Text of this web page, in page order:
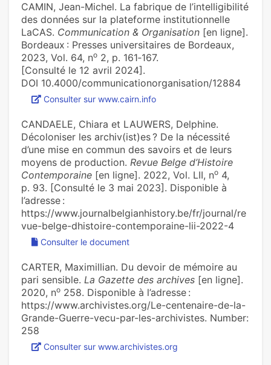
CAMIN, Jean-Michel. La fabrique de l’intelligibilité
des données sur la plateforme institutionnelle
LaCAS. Communication & Organisation [en ligne].
Bordeaux : Presses universitaires de Bordeaux,
2023, Vol. 64, no 2, p. 161‑167.
[Consulté le 12 avril 2024].
DOI 10.4000/communicationorganisation/12884
Consulter sur www.cairn.info
CANDAELE, Chiara et LAUWERS, Delphine.
Décoloniser les archiv(ist)es ? De la nécessité
d’une mise en commun des savoirs et de leurs
moyens de production. Revue Belge d’Histoire
Contemporaine [en ligne]. 2022, Vol. LII, no 4,
p. 93. [Consulté le 3 mai 2023]. Disponible à
l’adresse :
https://www.journalbelgianhistory.be/fr/journal/re
vue-belge-dhistoire-contemporaine-lii-2022-4
Consulter le document
CARTER, Maximillian. Du devoir de mémoire au
pari sen­si­ble. La Gazette des archives [en ligne].
2020, no 258. Disponible à l’adresse :
https://www.archivistes.org/Le-centenaire-de-la-
Grande-Guerre-vecu-par-les-archivistes. Number:
258
Consulter sur www.archivistes.org